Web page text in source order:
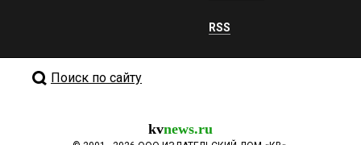
RSS
Поиск по сайту
kvnews.ru